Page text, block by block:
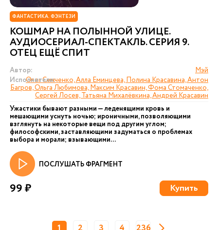
ФАНТАСТИКА. ФЭНТЕЗИ
КОШМАР НА ПОЛЫННОЙ УЛИЦЕ.
АУДИОСЕРИАЛ-СПЕКТАКЛЬ. СЕРИЯ 9.
ОТЕЦ ЕЩЁ СПИТ
Автор:
Мэй
Исполнители:
Олег Сенченко, Алла Еминцева, Полина Красавина, Антон
Багров, Ольга Любимова, Максим Красавин, Фома Стомаченко,
Сергей Лосев, Татьяна Михалёвкина, Андрей Красавин
Ужастики бывают разными — леденящими кровь и
мешающими уснуть ночью; ироничными, позволяющими
взглянуть на некоторые вещи под другим углом;
философскими, заставляющими задуматься о проблемах
выбора и морали; взывающими...
ПОСЛУШАТЬ ФРАГМЕНТ
99 ₽ Купить